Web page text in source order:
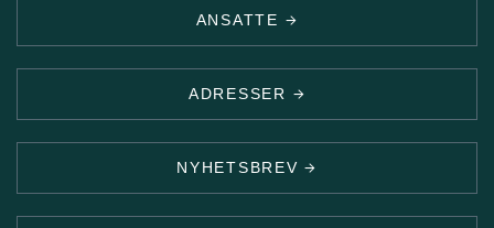
ANSATTE
ADRESSER
NYHETSBREV